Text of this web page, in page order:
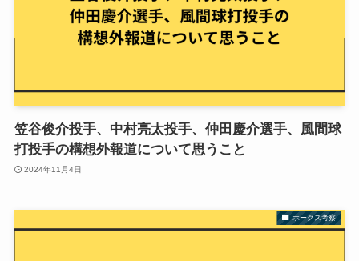
笠谷俊介投手、中村亮太投手、仲田慶介選手、風間球
打投手の構想外報道について思うこと
2024年11月4日
ホークス考察